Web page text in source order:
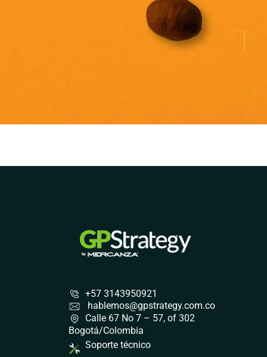
+57 3143950921
hablemos@gpstrategy.com.co
Calle 67 No 7 – 57, of 302
Bogotá/Colombia
Soporte técnico